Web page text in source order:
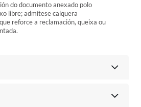
do documento anexado polo
libre; admítese calquera
reforce a reclamación, queixa ou